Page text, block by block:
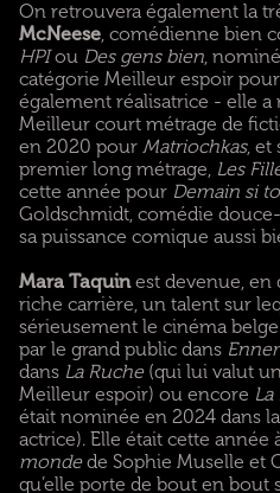
On retrouvera également la
McNeese, comédienne bien
HPIou Des gens bien,
catégorie Meilleur espoir pour
également réalisatrice - elle
Meilleur court métrage de
en 2020 pour Matriochkas, et
premier long métrage, Les
cette année pour Demain si
Goldschmidt, comédie
sa puissance comique aussi
Mara Taquinest devenue, en
riche carrière, un talent sur
sérieusement le cinéma
par le grand public dans
dans La Ruche(qui lui valut
Meilleur espoir) ou encore La
était nominée en 2024 dans
actrice). Elle était cette année
mondede Sophie Muselle et
qu’elle porte de bout en bout